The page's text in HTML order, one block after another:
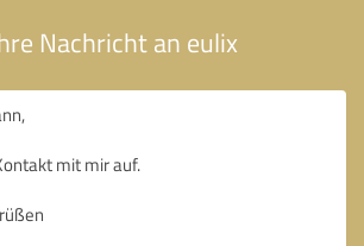
Nachricht an eulix